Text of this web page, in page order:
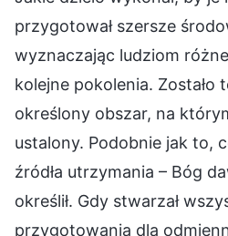
przygotował szersze
wyznaczając ludziom
kolejne pokolenia. Zostało
określony obszar, na
ustalony. Podobnie jak to,
źródła utrzymania – Bóg
określił. Gdy stwarzał
przygotowania dla